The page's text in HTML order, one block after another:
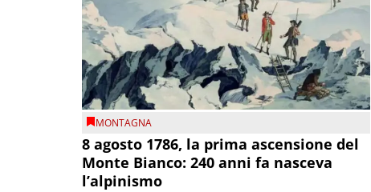
MONTAGNA
8 agosto 1786, la prima ascensione del
Monte Bianco: 240 anni fa nasceva
l’alpinismo